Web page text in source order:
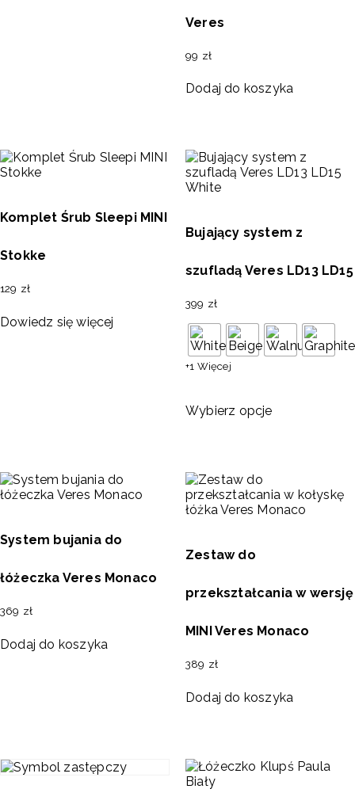
Veres
99 zł
Dodaj do koszyka
Komplet Śrub Sleepi MINI
Stokke
129 zł
Dowiedz się więcej
Bujający system z
szufladą Veres LD13 LD15
399 zł
+1 Więcej
Wybierz opcje
System bujania do
łóżeczka Veres Monaco
369 zł
Dodaj do koszyka
Zestaw do
przekształcania w wersję
MINI Veres Monaco
389 zł
Dodaj do koszyka